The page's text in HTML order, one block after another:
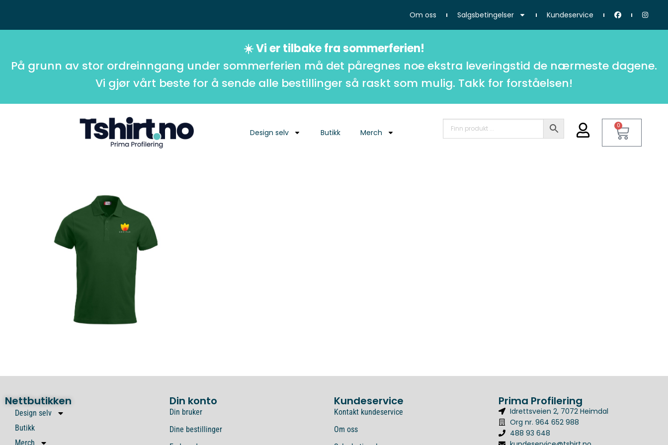
Om oss Salgsbetingelser Kundeservice
☀️ Vi er tilbake fra sommerferien!
På grunn av stor ordreinngang under sommerferien må det påregnes noe ekstra leveringstid de nærmeste dagene.
Vi gjør vårt beste for å sende alle bestillinger så raskt som mulig. Takk for forståelsen!
Design selv Butikk Merch
0
Nettbutikken Din konto Kundeservice Prima Profilering
Design selv
Butikk
Merch
Din bruker
Dine bestillinger
Kontakt kundeservice
Om oss
Idrettsveien 2, 7072 Heimdal
Org nr. 964 652 988
488 93 648